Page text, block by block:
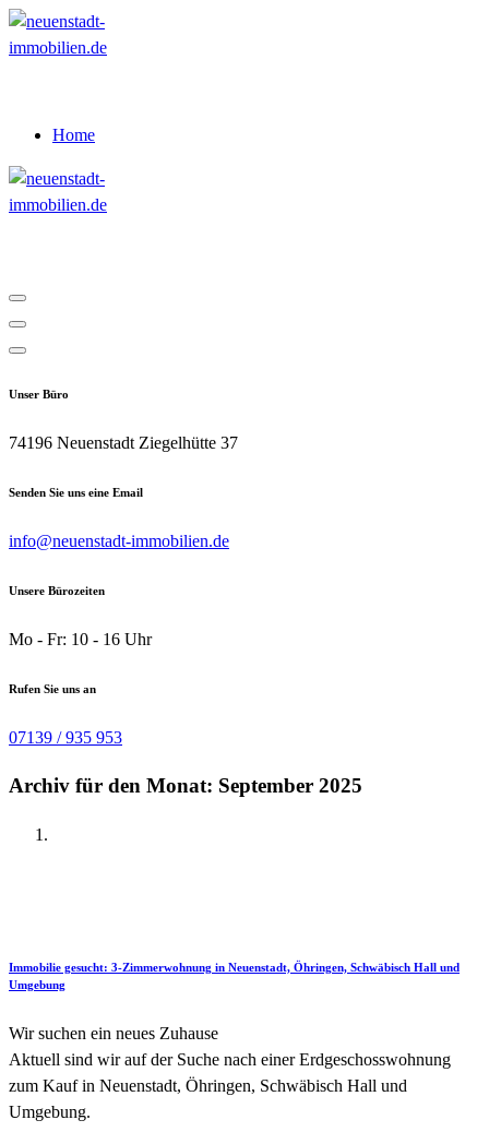
Zum
Inhalt
Home
Unser Büro
74196 Neuenstadt Ziegelhütte 37
Senden Sie uns eine Email
info@neuenstadt-immobilien.de
Unsere Bürozeiten
Mo - Fr: 10 - 16 Uhr
Rufen Sie uns an
07139 / 935 953
Archiv für den Monat: September 2025
Immobilie gesucht: 3-Zimmerwohnung in Neuenstadt, Öhringen, Schwäbisch Hall und
Umgebung
Wir suchen ein neues Zuhause
Aktuell sind wir auf der Suche nach einer Erdgeschosswohnung
zum Kauf in Neuenstadt, Öhringen, Schwäbisch Hall und
Umgebung.